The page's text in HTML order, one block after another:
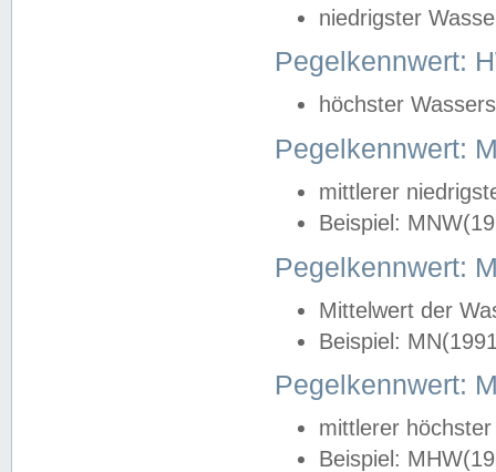
niedrigster
Pegelkennwert:
höchster
Pegelkennwert:
mittlerer
Beispiel:
Pegelkennwert:
Mittelwert der
Beispiel:
Pegelkennwert:
mittlerer
Beispiel: